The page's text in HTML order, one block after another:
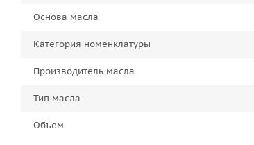
Основа масла
Категория номенклатуры
Производитель масла
Тип масла
Объем